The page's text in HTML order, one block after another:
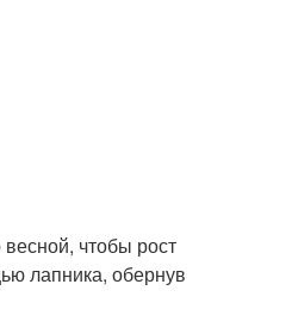
чтобы рост
лапника, обернув